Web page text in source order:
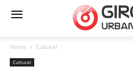
Home Cultural
Cultural